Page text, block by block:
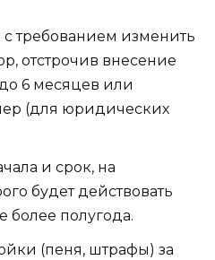
с требованием изменить
отстрочив внесение
6 месяцев или
(для юридических
и срок, на
будет действовать
более полугода.
(пеня, штрафы) за